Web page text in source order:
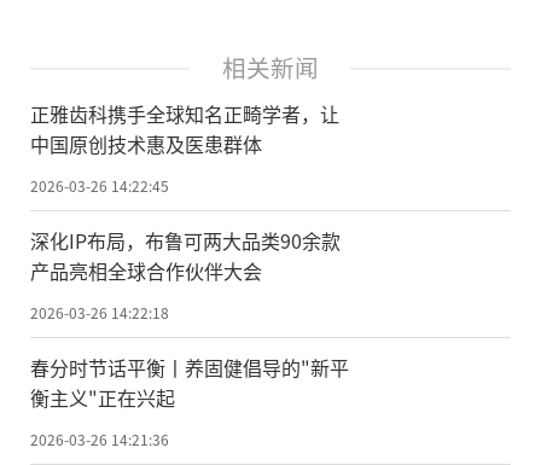
相关新闻
正雅齿科携手全球知名正畸学者，让
中国原创技术惠及医患群体
2026-03-26 14:22:45
深化IP布局，布鲁可两大品类90余款
产品亮相全球合作伙伴大会
2026-03-26 14:22:18
春分时节话平衡丨养固健倡导的"新平
衡主义"正在兴起
2026-03-26 14:21:36